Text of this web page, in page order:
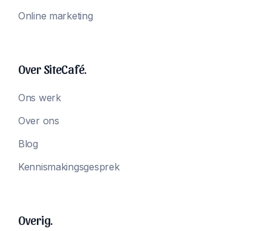
Online marketing
Over SiteCafé.
Ons werk
Over ons
Blog
Kennismakingsgesprek
Overig.